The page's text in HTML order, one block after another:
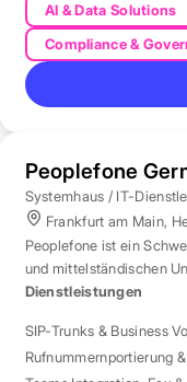
AI & Data Solutions
Compliance &
Peoplefone
Systemhaus / IT-
Frankfurt am Main,
Peoplefone ist ein
und mittelständischen
Telefonielösungen bietet.
Dienstleistungen
SIP-Trunks & Business
Rufnummernportierung